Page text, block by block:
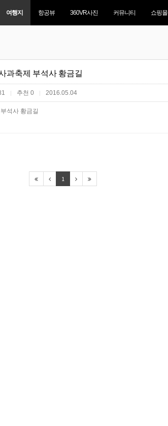
여행지 항공뷰 360VR사진 커뮤니티 쇼핑몰
과축제 부석사 황금길
| 추천 0 | 2016.05.04
석사 황금길
1